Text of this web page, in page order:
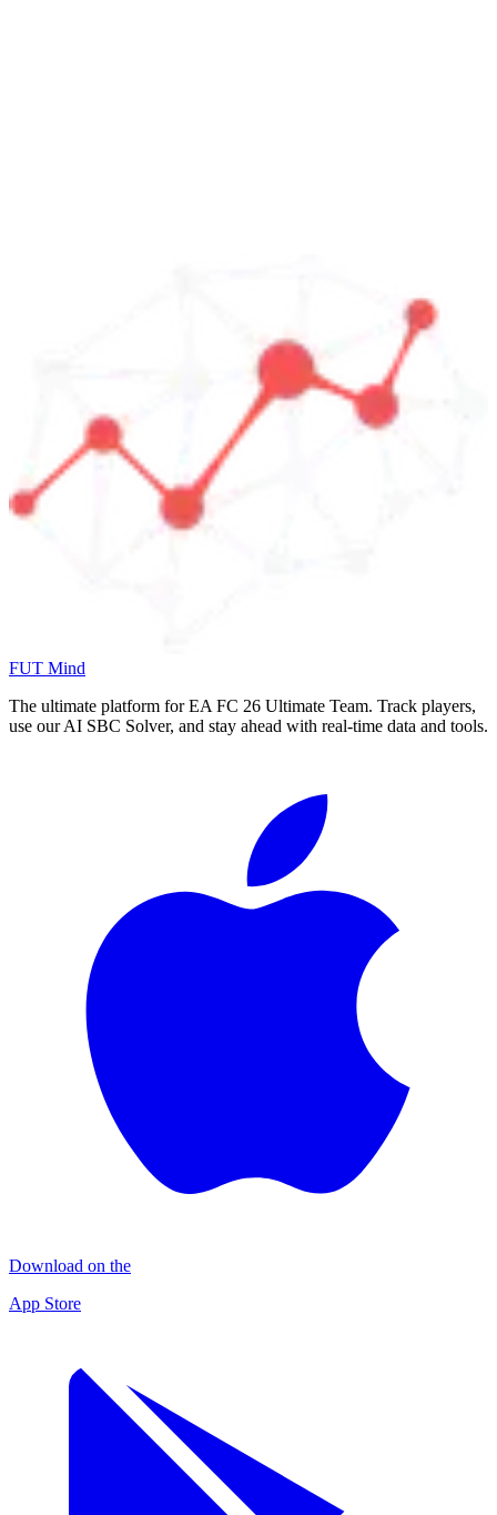
FUT Mind
The ultimate platform for EA FC 26 Ultimate Team. Track players,
use our AI SBC Solver, and stay ahead with real-time data and tools.
Download on the
App Store